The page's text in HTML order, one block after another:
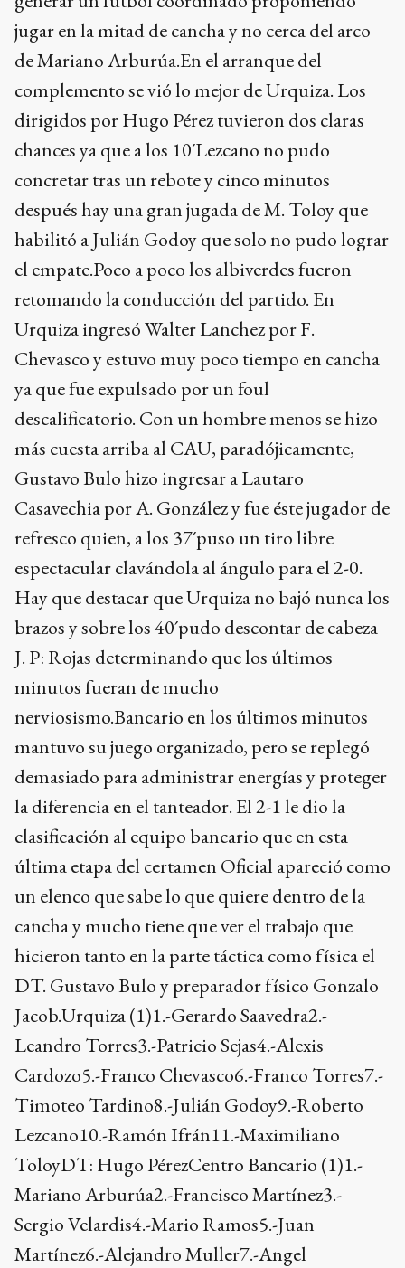
jugar en la mitad de cancha y no cerca del arco
de Mariano Arburúa.En el arranque del
complemento se vió lo mejor de Urquiza. Los
dirigidos por Hugo Pérez tuvieron dos claras
chances ya que a los 10´Lezcano no pudo
concretar tras un rebote y cinco minutos
después hay una gran jugada de M. Toloy que
habilitó a Julián Godoy que solo no pudo lograr
el empate.Poco a poco los albiverdes fueron
retomando la conducción del partido. En
Urquiza ingresó Walter Lanchez por F.
Chevasco y estuvo muy poco tiempo en cancha
ya que fue expulsado por un foul
descalificatorio. Con un hombre menos se hizo
más cuesta arriba al CAU, paradójicamente,
Gustavo Bulo hizo ingresar a Lautaro
Casavechia por A. González y fue éste jugador de
refresco quien, a los 37´puso un tiro libre
espectacular clavándola al ángulo para el 2-0.
Hay que destacar que Urquiza no bajó nunca los
brazos y sobre los 40´pudo descontar de cabeza
J. P: Rojas determinando que los últimos
minutos fueran de mucho
nerviosismo.Bancario en los últimos minutos
mantuvo su juego organizado, pero se replegó
demasiado para administrar energías y proteger
la diferencia en el tanteador. El 2-1 le dio la
clasificación al equipo bancario que en esta
última etapa del certamen Oficial apareció como
un elenco que sabe lo que quiere dentro de la
cancha y mucho tiene que ver el trabajo que
hicieron tanto en la parte táctica como física el
DT. Gustavo Bulo y preparador físico Gonzalo
Jacob.Urquiza (1)1.-Gerardo Saavedra2.-
Leandro Torres3.-Patricio Sejas4.-Alexis
Cardozo5.-Franco Chevasco6.-Franco Torres7.-
Timoteo Tardino8.-Julián Godoy9.-Roberto
Lezcano10.-Ramón Ifrán11.-Maximiliano
ToloyDT: Hugo PérezCentro Bancario (1)1.-
Mariano Arburúa2.-Francisco Martínez3.-
Sergio Velardis4.-Mario Ramos5.-Juan
Martínez6.-Alejandro Muller7.-Angel